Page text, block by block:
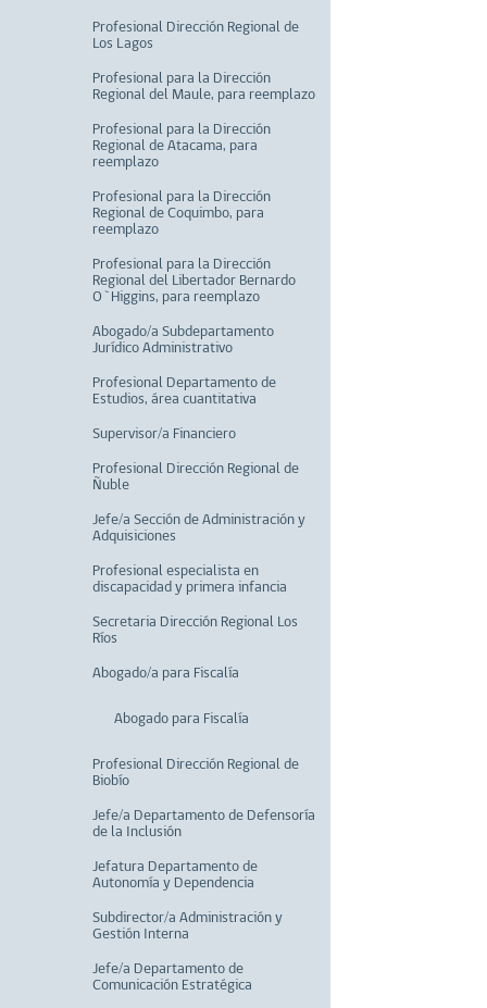
Profesional Dirección Regional de
Los Lagos
Profesional para la Dirección
Regional del Maule, para reemplazo
Profesional para la Dirección
Regional de Atacama, para
reemplazo
Profesional para la Dirección
Regional de Coquimbo, para
reemplazo
Profesional para la Dirección
Regional del Libertador Bernardo
O`Higgins, para reemplazo
Abogado/a Subdepartamento
Jurídico Administrativo
Profesional Departamento de
Estudios, área cuantitativa
Supervisor/a Financiero
Profesional Dirección Regional de
Ñuble
Jefe/a Sección de Administración y
Adquisiciones
Profesional especialista en
discapacidad y primera infancia
Secretaria Dirección Regional Los
Ríos
Abogado/a para Fiscalía
Abogado para Fiscalía
Profesional Dirección Regional de
Biobío
Jefe/a Departamento de Defensoría
de la Inclusión
Jefatura Departamento de
Autonomía y Dependencia
Subdirector/a Administración y
Gestión Interna
Jefe/a Departamento de
Comunicación Estratégica